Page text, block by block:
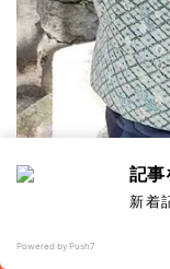
記事
新着
Powered by Push7